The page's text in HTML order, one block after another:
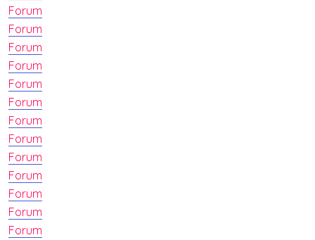
Forum
Forum
Forum
Forum
Forum
Forum
Forum
Forum
Forum
Forum
Forum
Forum
Forum